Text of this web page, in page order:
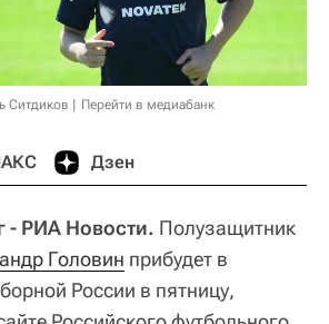
Ситдиков Перейти в медиабанк
Дзен
- РИА Новости. Полузащитник
Головин прибудет в
России в пятницу,